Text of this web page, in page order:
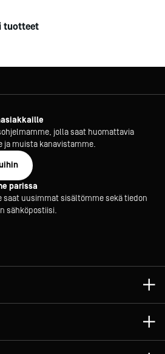
tuotteet
jolla saat huomattavia
ja muista kanavistamme.
parissa
uusimmat sisältömme sekä tiedon
sähköpostiisi.